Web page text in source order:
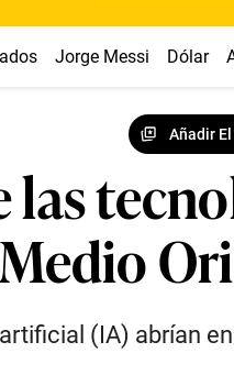
Jorge Messi Dólar
Añadir
(IA) abrían